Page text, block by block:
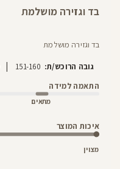
בד וגזירה מושלמת
בד וגזירה מושלמת
גובה הרוכש/ת: 151-160
התאמה למידה
מתאים
איכות המוצר
מצוין